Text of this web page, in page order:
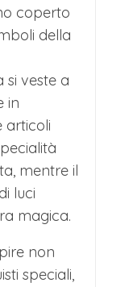
piazza
ognuno
si
e suoni. Il
piazza
davanti al
coperto
della
si veste a
in
articoli
mentre il
luci
magica.
non
speciali,